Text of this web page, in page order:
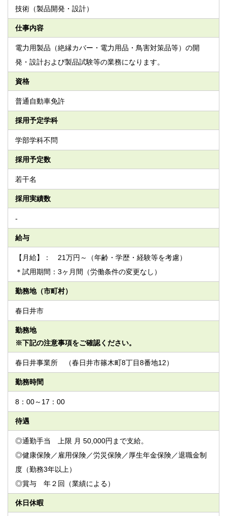
技術（製品開発・設計）
仕事内容
電力用製品（絶縁カバー・電力用品・鳥害対策品等）の開
発・設計および製品試験等の業務になります。
資格
普通自動車免許
採用予定学科
学部学科不問
採用予定数
若干名
採用実績数
-
給与
【月給】： 21万円～（年齢・学歴・経験等を考慮）
＊試用期間：3ヶ月間（労働条件の変更なし）
勤務地（市町村）
春日井市
勤務地
※下記の注意事項をご確認ください。
春日井事業所 （春日井市篠木町8丁目8番地12）
勤務時間
8：00～17：00
待遇
◎通勤手当 上限 月 50,000円まで支給。
◎健康保険／雇用保険／労災保険／厚生年金保険／退職金制
度（勤務3年以上）
◎賞与 年２回（業績による）
休日休暇